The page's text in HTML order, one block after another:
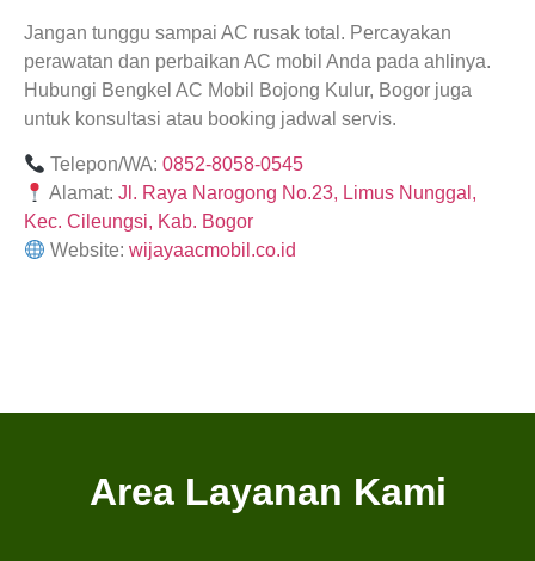
Jangan tunggu sampai AC rusak total. Percayakan
perawatan dan perbaikan AC mobil Anda pada ahlinya.
Hubungi Bengkel AC Mobil Bojong Kulur, Bogor juga
untuk konsultasi atau booking jadwal servis.
Telepon/WA:0852-8058-0545
Alamat:Jl. Raya Narogong No.23, Limus Nunggal,
Kec. Cileungsi, Kab. Bogor
Website:wijayaacmobil.co.id
Area Layanan Kami